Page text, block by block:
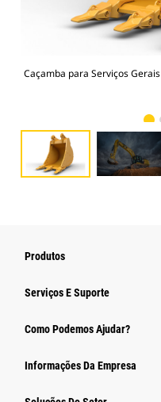
Caçamba para Serviços Gerais
Produtos
Serviços E Suporte
Como Podemos Ajudar?
Informações Da Empresa